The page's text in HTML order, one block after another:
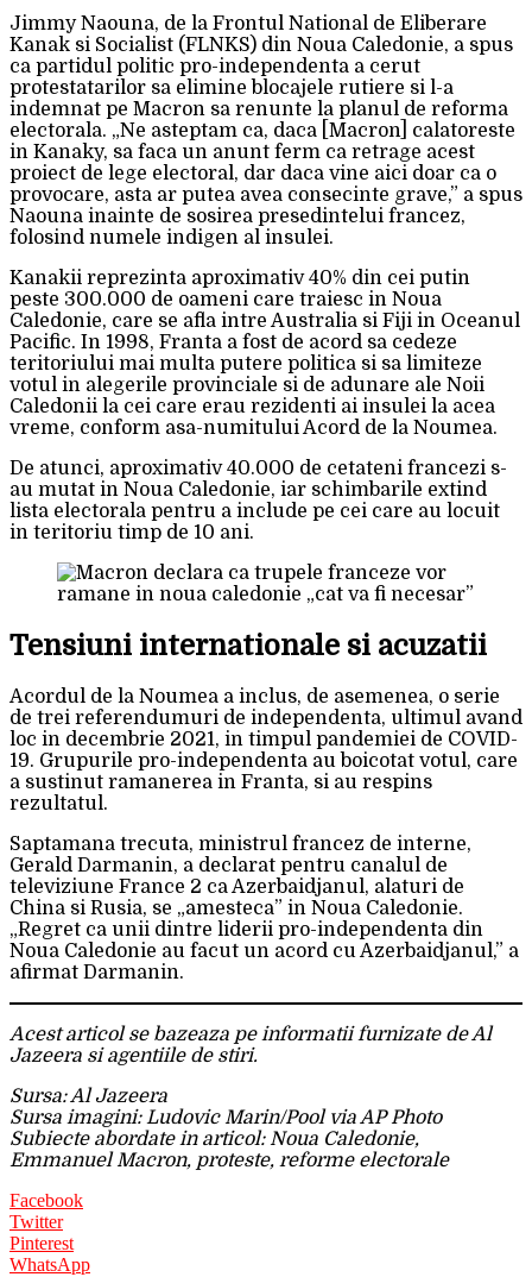
Jimmy Naouna, de la Frontul National de Eliberare
Kanak si Socialist (FLNKS) din Noua Caledonie, a spus
ca partidul politic pro-independenta a cerut
protestatarilor sa elimine blocajele rutiere si l-a
indemnat pe Macron sa renunte la planul de reforma
electorala. „Ne asteptam ca, daca [Macron] calatoreste
in Kanaky, sa faca un anunt ferm ca retrage acest
proiect de lege electoral, dar daca vine aici doar ca o
provocare, asta ar putea avea consecinte grave,” a spus
Naouna inainte de sosirea presedintelui francez,
folosind numele indigen al insulei.
Kanakii reprezinta aproximativ 40% din cei putin
peste 300.000 de oameni care traiesc in Noua
Caledonie, care se afla intre Australia si Fiji in Oceanul
Pacific. In 1998, Franta a fost de acord sa cedeze
teritoriului mai multa putere politica si sa limiteze
votul in alegerile provinciale si de adunare ale Noii
Caledonii la cei care erau rezidenti ai insulei la acea
vreme, conform asa-numitului Acord de la Noumea.
De atunci, aproximativ 40.000 de cetateni francezi s-
au mutat in Noua Caledonie, iar schimbarile extind
lista electorala pentru a include pe cei care au locuit
in teritoriu timp de 10 ani.
Tensiuni internationale si acuzatii
Acordul de la Noumea a inclus, de asemenea, o serie
de trei referendumuri de independenta, ultimul avand
loc in decembrie 2021, in timpul pandemiei de COVID-
19. Grupurile pro-independenta au boicotat votul, care
a sustinut ramanerea in Franta, si au respins
rezultatul.
Saptamana trecuta, ministrul francez de interne,
Gerald Darmanin, a declarat pentru canalul de
televiziune France 2 ca Azerbaidjanul, alaturi de
China si Rusia, se „amesteca” in Noua Caledonie.
„Regret ca unii dintre liderii pro-independenta din
Noua Caledonie au facut un acord cu Azerbaidjanul,” a
afirmat Darmanin.
Acest articol se bazeaza pe informatii furnizate de Al
Jazeera si agentiile de stiri.
Sursa: Al Jazeera
Sursa imagini: Ludovic Marin/Pool via AP Photo
Subiecte abordate in articol: Noua Caledonie,
Emmanuel Macron, proteste, reforme electorale
Facebook
Twitter
Pinterest
WhatsApp